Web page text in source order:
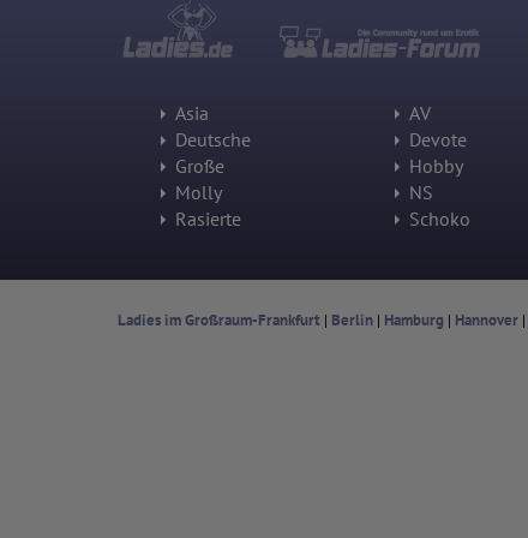
Asia AV
Deutsche
Devote
Große
Hobby
Molly
NS
Rasierte
Schoko
Ladies im Großraum-Frankfurt | Berlin| Hamburg | Hannover|